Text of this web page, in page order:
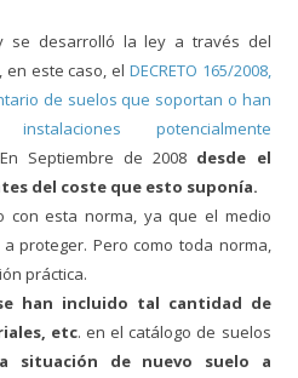
se desarrolló la ley a través del
en este caso, el DECRETO 165/2008,
de suelos que soportan o han
potencialmente
Septiembre de 2008 desde el
del coste que esto suponía.
con esta norma, ya que el medio
proteger. Pero como toda norma,
práctica.
han incluido tal cantidad de
etc. en el catálogo de suelos
situación de nuevo suelo a